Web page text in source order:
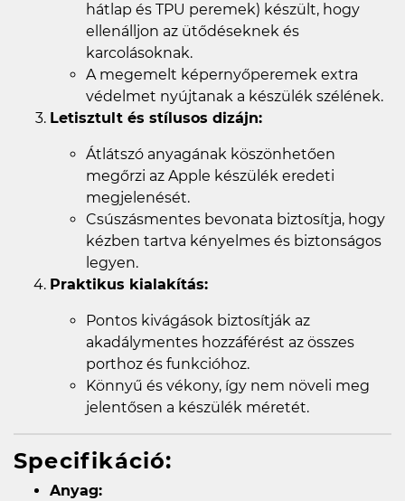
hátlap és TPU peremek) készült, hogy
ellenálljon az ütődéseknek és
karcolásoknak.
A megemelt képernyőperemek extra
védelmet nyújtanak a készülék szélének.
Letisztult és stílusos dizájn:
Átlátszó anyagának köszönhetően
megőrzi az Apple készülék eredeti
megjelenését.
Csúszásmentes bevonata biztosítja, hogy
kézben tartva kényelmes és biztonságos
legyen.
Praktikus kialakítás:
Pontos kivágások biztosítják az
akadálymentes hozzáférést az összes
porthoz és funkcióhoz.
Könnyű és vékony, így nem növeli meg
jelentősen a készülék méretét.
Specifikáció:
Anyag: